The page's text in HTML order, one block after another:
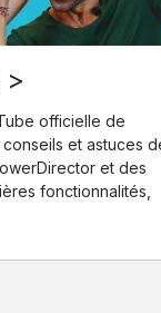
>
officielle de
et astuces
et des
fonctionnalités,